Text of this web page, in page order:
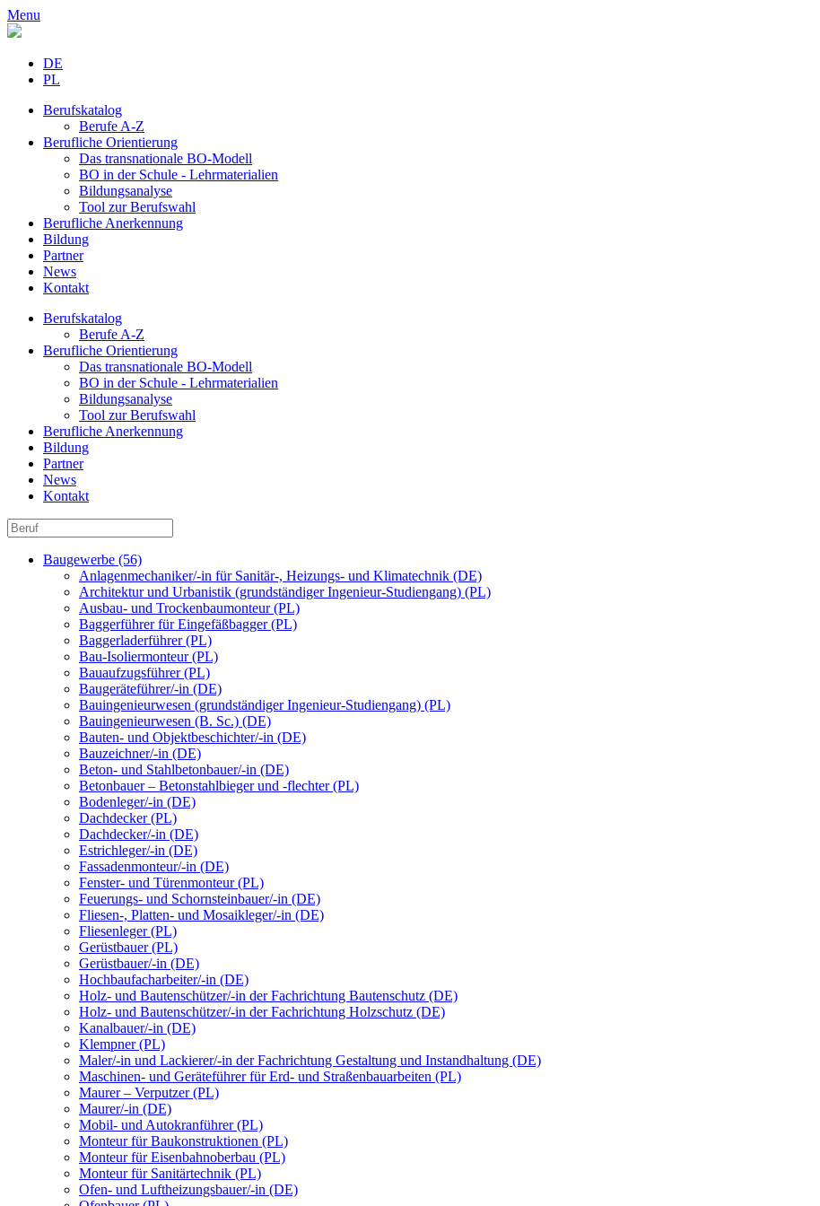
Menu
DE
PL
Berufskatalog
Berufe A-Z
Berufliche Orientierung
Das transnationale BO-Modell
BO in der Schule - Lehrmaterialien
Bildungsanalyse
Tool zur Berufswahl
Berufliche Anerkennung
Bildung
Partner
News
Kontakt
Berufskatalog
Berufe A-Z
Berufliche Orientierung
Das transnationale BO-Modell
BO in der Schule - Lehrmaterialien
Bildungsanalyse
Tool zur Berufswahl
Berufliche Anerkennung
Bildung
Partner
News
Kontakt
Baugewerbe (56)
Anlagenmechaniker/-in für Sanitär-, Heizungs- und Klimatechnik (DE)
Architektur und Urbanistik (grundständiger Ingenieur-Studiengang) (PL)
Ausbau- und Trockenbaumonteur (PL)
Baggerführer für Eingefäßbagger (PL)
Baggerladerführer (PL)
Bau-Isoliermonteur (PL)
Bauaufzugsführer (PL)
Baugeräteführer/-in (DE)
Bauingenieurwesen (grundständiger Ingenieur-Studiengang) (PL)
Bauingenieurwesen (B. Sc.) (DE)
Bauten- und Objektbeschichter/-in (DE)
Bauzeichner/-in (DE)
Beton- und Stahlbetonbauer/-in (DE)
Betonbauer – Betonstahlbieger und -flechter (PL)
Bodenleger/-in (DE)
Dachdecker (PL)
Dachdecker/-in (DE)
Estrichleger/-in (DE)
Fassadenmonteur/-in (DE)
Fenster- und Türenmonteur (PL)
Feuerungs- und Schornsteinbauer/-in (DE)
Fliesen-, Platten- und Mosaikleger/-in (DE)
Fliesenleger (PL)
Gerüstbauer (PL)
Gerüstbauer/-in (DE)
Hochbaufacharbeiter/-in (DE)
Holz- und Bautenschützer/-in der Fachrichtung Bautenschutz (DE)
Holz- und Bautenschützer/-in der Fachrichtung Holzschutz (DE)
Kanalbauer/-in (DE)
Klempner (PL)
Maler/-in und Lackierer/-in der Fachrichtung Gestaltung und Instandhaltung (DE)
Maschinen- und Geräteführer für Erd- und Straßenbauarbeiten (PL)
Maurer – Verputzer (PL)
Maurer/-in (DE)
Mobil- und Autokranführer (PL)
Monteur für Baukonstruktionen (PL)
Monteur für Eisenbahnoberbau (PL)
Monteur für Sanitärtechnik (PL)
Ofen- und Luftheizungsbauer/-in (DE)